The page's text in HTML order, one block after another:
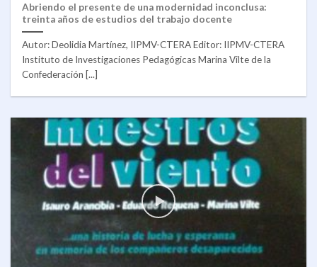
Abriendo el presente de una modernidad inconclusa:
treinta años de estudios del trabajo docente
Autor: Deolidia Martínez, IIPMV-CTERA Editor: IIPMV-CTERA
Instituto de Investigaciones Pedagógicas Marina Vilte de la
Confederación [...]